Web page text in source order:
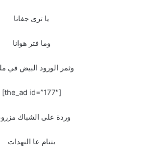
يا ترى جفانا
وما فتر هوانا
وثمر الورود البيض في
[the_ad id=”177″]
وردة على الشباك
بتنام عا النهدات